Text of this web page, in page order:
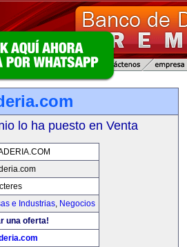
lo ha puesto en Venta
e Industrias, Negocios
una oferta!